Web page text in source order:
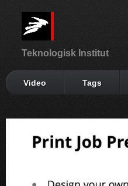
Teknologisk Institut
Video Tags